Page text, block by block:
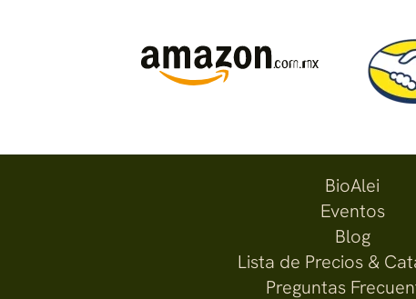
BioAlei
Eventos
Blog
Lista de Precios &
Preguntas